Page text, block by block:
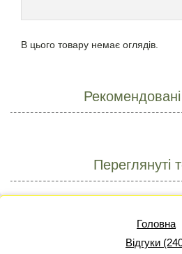
В цього товару немає оглядів.
Переглянуті
Головна
Відгуки